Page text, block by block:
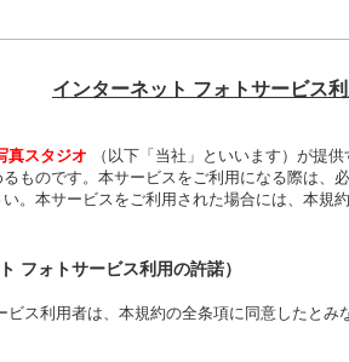
インターネット フォトサービス
真スタジオ （以下「当社」といいます）が提
ものです。本サービスをご利用になる際は、
。本サービスをご利用された場合には、本規
フォトサービス利用の許諾）
ビス利用者は、本規約の全条項に同意したとみ